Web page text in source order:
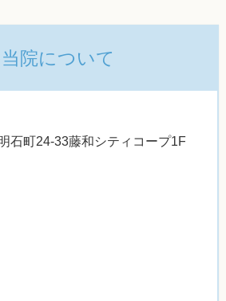
当院について
石町24-33藤和シティコープ1F